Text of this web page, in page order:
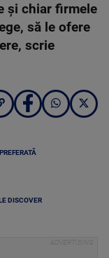
și chiar firmele
să le ofere
scrie
DISCOVER